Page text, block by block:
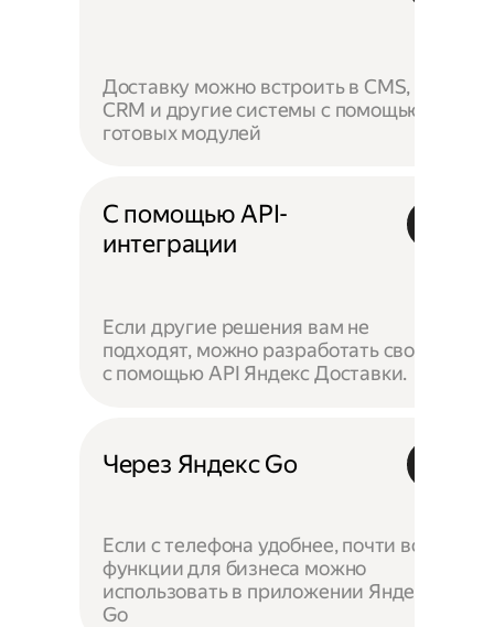
Доставку можно встроить в CMS,
CRM и другие системы с помощью
готовых модулей
С помощью API-
интеграции
Если другие решения вам не
подходят, можно разработать своё —
с помощью API Яндекс Доставки.
Через Яндекс Go
Если с телефона удобнее, почти все
функции для бизнеса можно
использовать в приложении Яндекс
Go